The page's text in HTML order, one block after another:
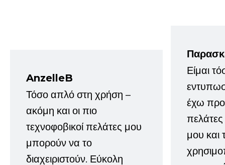
AnzelleB
Τόσο απλό στη χρήση –
ακόμη και οι πιο
τεχνοφοβικοί πελάτες μου
μπορούν να το
διαχειριστούν. Εύκολη
Είμαι
έχω
μου και